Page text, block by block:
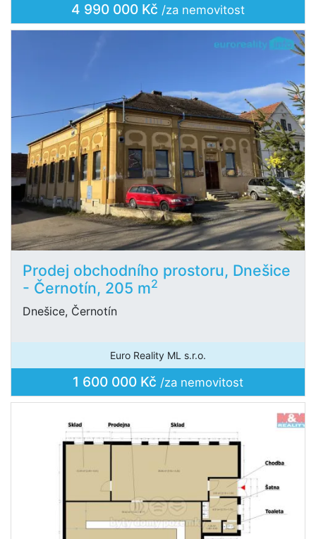
4 990 000 Kč /za nemovitost
Prodej obchodního prostoru, Dnešice
- Černotín, 205 m2
Dnešice, Černotín
Euro Reality ML s.r.o.
1 600 000 Kč /za nemovitost